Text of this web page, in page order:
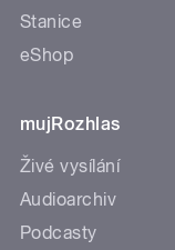
Stanice
eShop
mujRozhlas
Živé vysílání
Audioarchiv
Podcasty